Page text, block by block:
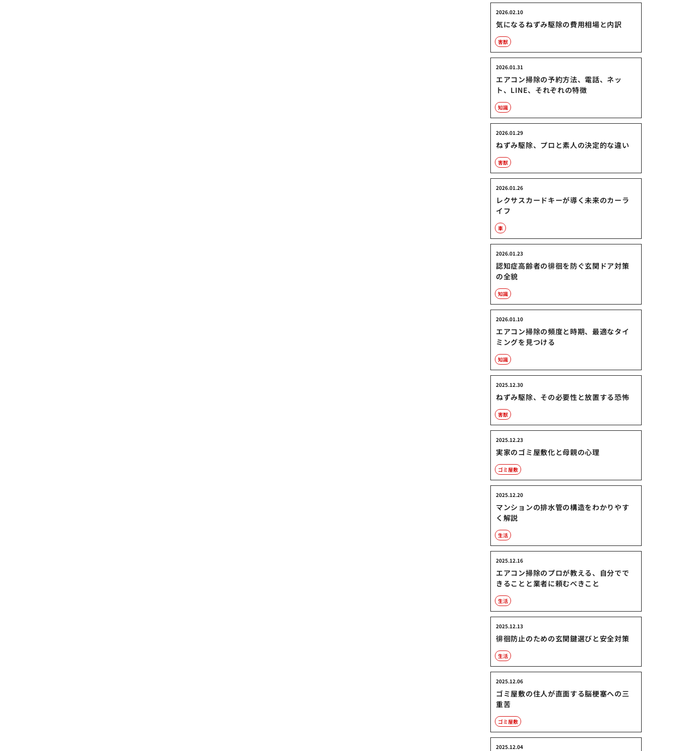
気になるねずみ駆除の費用相場と内訳
2026.02.10
害獣
エアコン掃除の予約方法、電話、ネッ
ト、LINE、それぞれの特徴
2026.01.31
知識
ねずみ駆除、プロと素人の決定的な違い
2026.01.29
害獣
レクサスカードキーが導く未来のカーラ
イフ
2026.01.26
車
認知症高齢者の徘徊を防ぐ玄関ドア対策
の全貌
2026.01.23
知識
エアコン掃除の頻度と時期、最適なタイ
ミングを見つける
2026.01.10
知識
ねずみ駆除、その必要性と放置する恐怖
2025.12.30
害獣
実家のゴミ屋敷化と母親の心理
2025.12.23
ゴミ屋敷
マンションの排水管の構造をわかりやす
く解説
2025.12.20
生活
エアコン掃除のプロが教える、自分でで
きることと業者に頼むべきこと
2025.12.16
生活
徘徊防止のための玄関鍵選びと安全対策
2025.12.13
生活
ゴミ屋敷の住人が直面する脳梗塞への三
重苦
2025.12.06
ゴミ屋敷
2025.12.04